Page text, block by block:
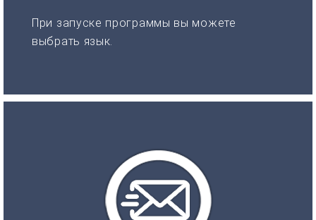
При запуске программы вы можете
выбрать язык.